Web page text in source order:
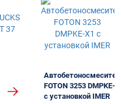
Автобетоносмеситель
FOTON 3253 DMPKE-X1
с установкой IMER